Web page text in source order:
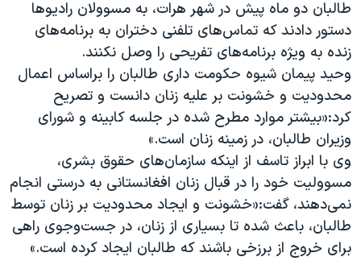
طالبان دو ماه پیش در شهر هرات، به مسوولان رادیوها
دستور دادند که تماس‌های تلفنی دختران به برنامه‌های
زنده به ویژه برنامه‌های تفریحی را وصل نکنند.
وحید پیمان شیوه حکومت داری طالبان را براساس اعمال
محدودیت و خشونت بر علیه زنان دانست و تصریح
کرد:«بیشتر موارد مطرح شده در جلسه کابینه و شورای
وزیران طالبان، در زمینه زنان است.»
وی با ابراز تاسف از اینکه سازمان‌های حقوق ‌بشری،
مسوولیت خود را در قبال زنان افغانستانی به درستی انجام
نمی‌دهند، گفت:«خشونت و ایجاد محدودیت بر زنان توسط
طالبان، باعث شده تا بسیاری از زنان، در جست‌وجوی راهی
برای خروج از برزخی باشند که طالبان ایجاد کرده ‌است.»